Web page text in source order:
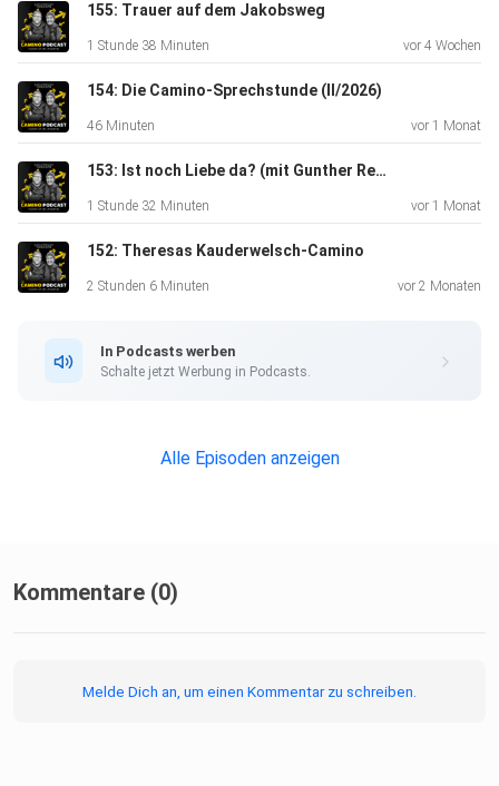
Das Buch "Leichtes Herz und schwere Beine".
U.a. bei Thalia zu bestellen (oder bei Eurem Buchhandel um
Ecke!)
155: Trauer auf dem Jakobsweg
1 Stunde 38 Minuten vor 4 Wochen
154: Die Camino-Sprechstunde (II/2026)
46 Minuten vor 1 Monat
153: Ist noch Liebe da? (mit Gunther Reber)
1 Stunde 32 Minuten vor 1 Monat
152: Theresas Kauderwelsch-Camino
2 Stunden 6 Minuten vor 2 Monaten
In Podcasts werben
Schalte jetzt Werbung in Podcasts.
Alle Episoden anzeigen
Kommentare (0)
Melde Dich an, um einen Kommentar zu schreiben.